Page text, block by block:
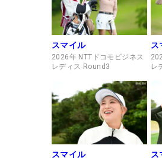
スマイル
2026年 NTTドコモビジネス
レディス Round3
ス
レ
スマイル ス